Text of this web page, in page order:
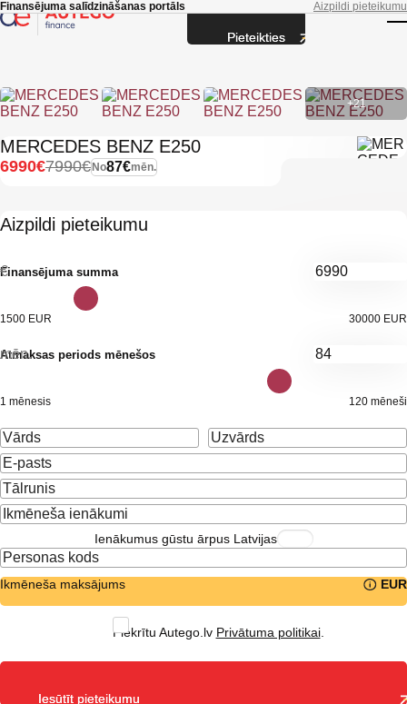
Skip to main content
Finansējuma salīdzināšanas portāls Aizpildi pieteikumu
+21
MERCEDES BENZ E250
No87€mēn.
7990€
6990€
Aizpildi pieteikumu
Finansējuma summa
€
1500 EUR 30000 EUR
Atmaksas periods mēnešos
mēn.
1 mēnesis 120 mēneši
Ienākumus gūstu ārpus Latvijas
Ikmēneša maksājums EUR
Piekrītu Autego.lv Privātuma politikai.